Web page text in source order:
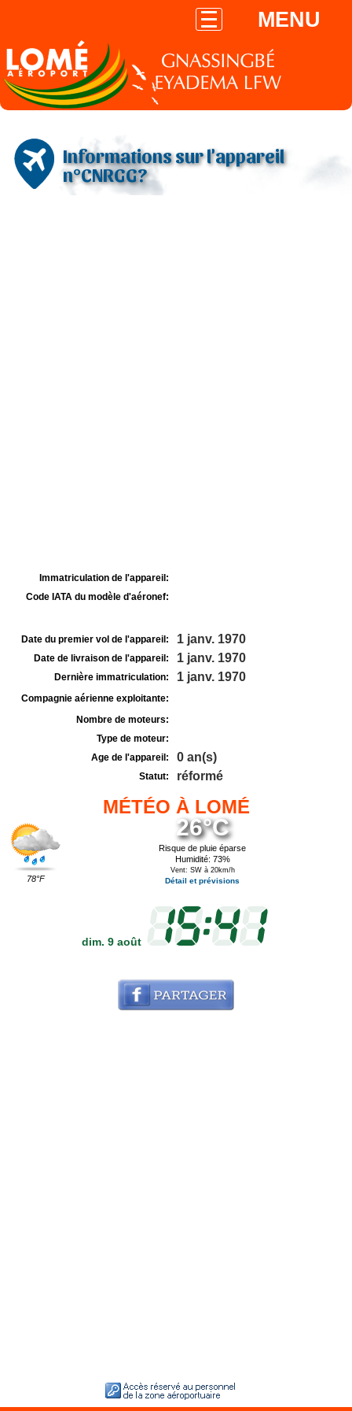
MENU
Informations sur l'appareil
n°CNRGG?
Immatriculation de l'appareil:
Code IATA du modèle d'aéronef:
Date du premier vol de l'appareil: 1 janv. 1970
Date de livraison de l'appareil: 1 janv. 1970
Dernière immatriculation: 1 janv. 1970
Compagnie aérienne exploitante:
Nombre de moteurs:
Type de moteur:
Age de l'appareil:
0 an(s)
Statut: réformé
MÉTÉO À LOMÉ
78°F
26°C
Risque de pluie éparse
Humidité: 73%
Vent: SW à 20km/h
Détail et prévisions
dim. 9 août